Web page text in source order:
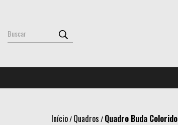
Início/Quadros/Quadro Buda Colorido